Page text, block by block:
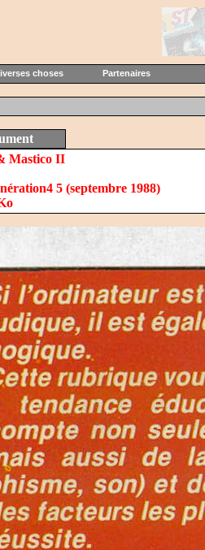
choses Partenaires
Mastico II
5 (septembre 1988)